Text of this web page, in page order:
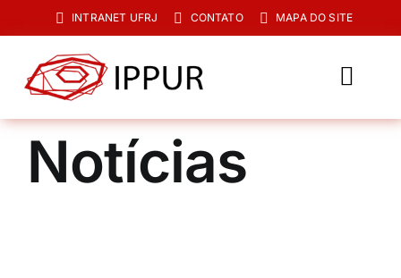
para
conteúdo
INTRANET UFRJ CONTATO MAPA DO SITE
O IPPUR
Graduação
Notícias